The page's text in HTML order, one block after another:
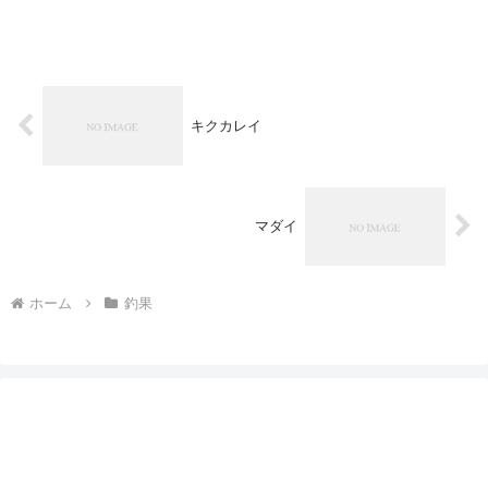
キクカレイ
マダイ
ホーム 釣果